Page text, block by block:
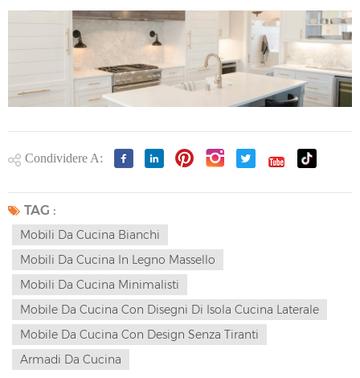
Condividere A:
TAG :
Mobili Da Cucina Bianchi
Mobili Da Cucina In Legno Massello
Mobili Da Cucina Minimalisti
Mobile Da Cucina Con Disegni Di Isola Cucina Laterale
Mobile Da Cucina Con Design Senza Tiranti
Armadi Da Cucina